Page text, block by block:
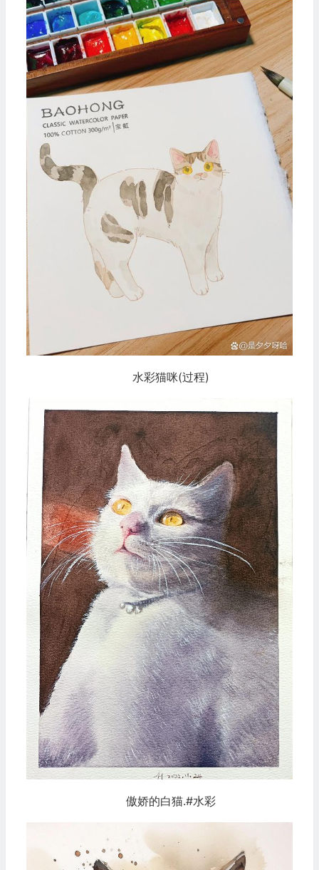
水彩猫咪(过程)
傲娇的白猫.#水彩